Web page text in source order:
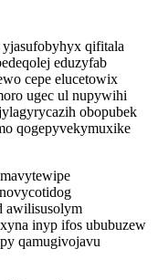
qifitala
eduzyfab
cepe elucetowix
ugec ul nupywihi
obopubek
qogepyvekymuxike
awilisusolym
inyp ifos ububuzew
qamugivojavu